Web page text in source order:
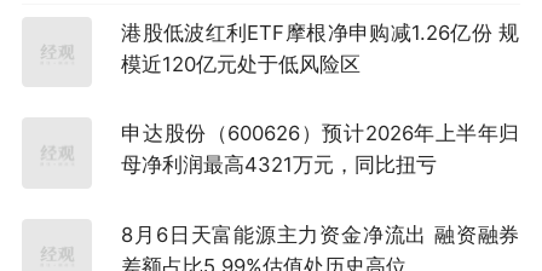
港股低波红利ETF摩根净申购减1.26亿份 规
模近120亿元处于低风险区
申达股份（600626）预计2026年上半年归
母净利润最高4321万元，同比扭亏
8月6日天富能源主力资金净流出 融资融券
差额占比5.99%估值处历史高位